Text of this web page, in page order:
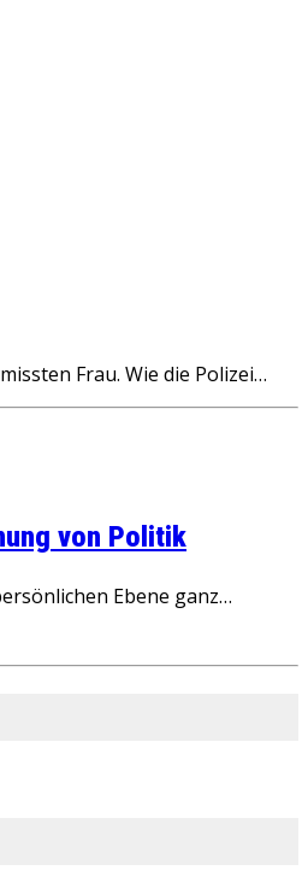
Frau. Wie die Polizei…
von Politik
Ebene ganz…